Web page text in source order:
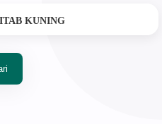
KUNING